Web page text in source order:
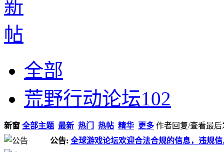
全部
荒野行动论坛102
新窗 全部主题 最新 热门 热帖 精华 更多 作者回复/查看最后
公告: 全球游戏论坛欢迎合法合规的信息，违规